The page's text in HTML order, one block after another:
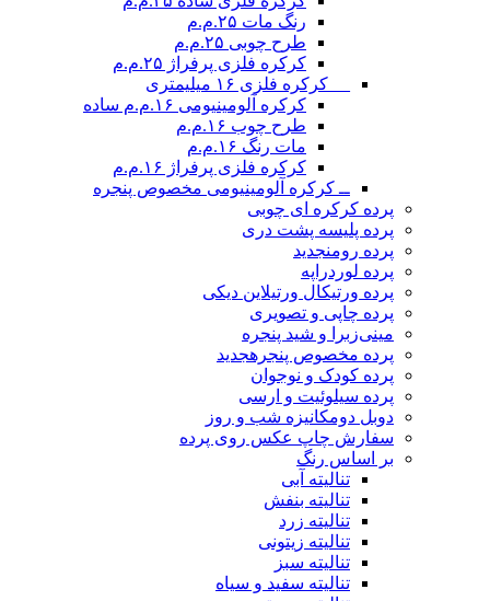
رنگ مات ۲۵.م.م
طرح چوبی ۲۵.م.م
کرکره فلزی پرفراژ ۲۵.م.م
__ کرکره فلزی ۱۶ میلیمتری
کرکره آلومینیومی ۱۶.م.م ساده
طرح چوب ۱۶.م.م
مات رنگ ۱۶.م.م
کرکره فلزی پرفراژ ۱۶.م.م
ــ کرکره آلومینیومی مخصوص پنجره
پرده کرکره ای چوبی
پرده پلیسه پشت دری
پرده رومنجدید
پرده لوردراپه
پرده ورتیکال ورتیلاین دیکی
پرده چاپی و تصویری
مینی‌زبرا و شید پنجره
پرده مخصوص پنجره جدید
پرده کودک و نوجوان
پرده سیلوئیت و ارسی
دوبل دومکانیزه شب و روز
سفارش چاپ عکس روی پرده
بر اساس رنگ
تنالیته آبی
تنالیته بنفش
تنالیته زرد
تنالیته زیتونی
تنالیته سبز
تنالیته سفید و سیاه